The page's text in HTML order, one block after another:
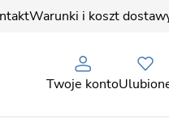
Warunki i koszt
Twoje konto